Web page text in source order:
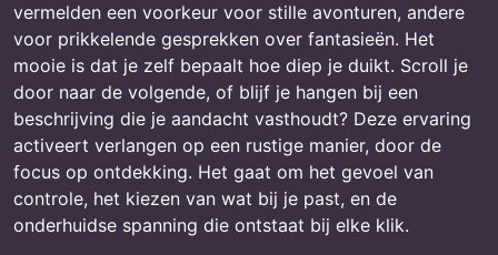
vermelden een voorkeur voor stille avonturen, andere
voor prikkelende gesprekken over fantasieën. Het
mooie is dat je zelf bepaalt hoe diep je duikt. Scroll je
door naar de volgende, of blijf je hangen bij een
beschrijving die je aandacht vasthoudt? Deze ervaring
activeert verlangen op een rustige manier, door de
focus op ontdekking. Het gaat om het gevoel van
controle, het kiezen van wat bij je past, en de
onderhuidse spanning die ontstaat bij elke klik.